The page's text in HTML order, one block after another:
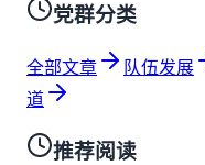
党群分类
全部文章 队伍发展
道
推荐阅读